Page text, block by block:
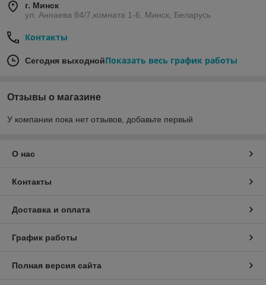
г. Минск
ул. Аннаева 84/7,комната 1-6, Минск, Беларусь
Контакты
Сегодня выходнойПоказать весь график работы
Отзывы о магазине
У компании пока нет отзывов, добавьте первый
О нас
Контакты
Доставка и оплата
График работы
Полная версия сайта